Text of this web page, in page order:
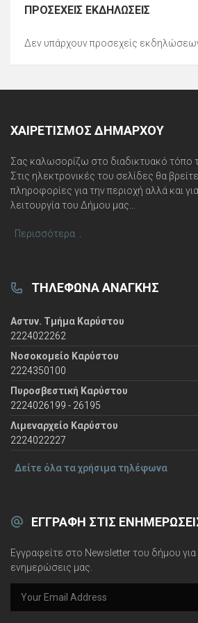
ΠΡΟΣΕΧΕΊΣ ΕΚΔΗΛΏΣΕΙΣ
Δεν υπάρχουν προσεχείς εκδηλώσεων
ΧΑΙΡΕΤΙΣΜΌΣ ΔΗΜΆΡΧΟΥ
Σας καλωσορίζω στο διαδικτυακό τόπο
Στις ηλεκτρονικές του σελίδες θα
πληροφορίες για την περιοχή αλλά και
λειτουργία του Δήμου μας...
Περισσότερα
ΤΗΛΈΦΩΝΑ ΑΝΆΓΚΗΣ
Αστυν. Τμήμα Καρύστου
2224022262
Νοσοκομείο Καρύστου
2224350100
Πυροσβεστική Καρύστου
2224026199 - 26195
Λιμεναρχείο Καρύστου
2224022227
Δείτε όλα τα χρήσιμα τηλέφωνα
ΕΓΓΡΑΦΉ ΣΤΙΣ
Εγγραφείτε στο Newsletter του δήμου για
ενημερώσεις μας.